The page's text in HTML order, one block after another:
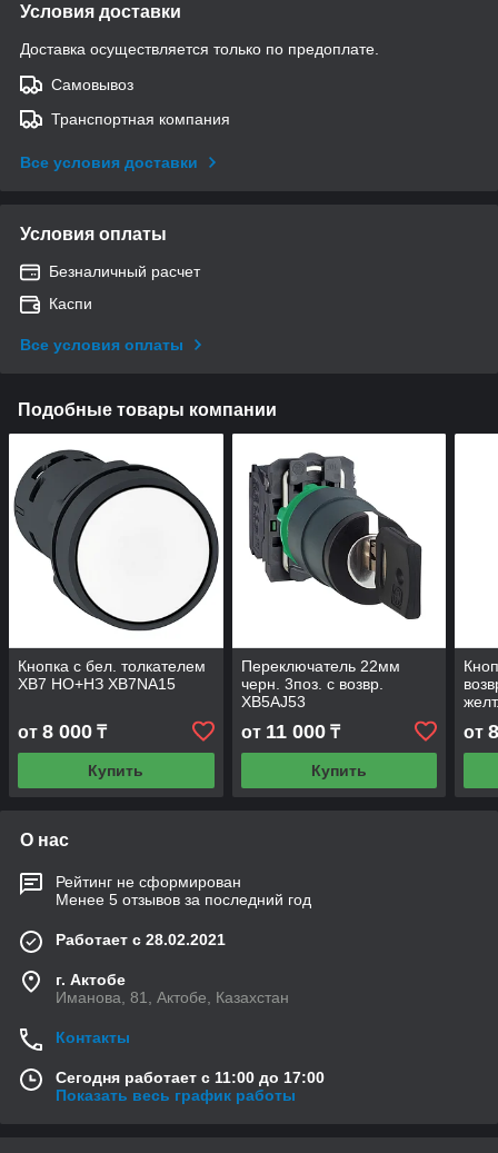
Условия доставки
Доставка осуществляется только по предоплате.
Самовывоз
Транспортная компания
Все условия доставки
Условия оплаты
Безналичный расчет
Каспи
Все условия оплаты
Подобные товары компании
Кнопка с бел. толкателем
XB7 НО+НЗ XB7NA15
от 8 000 ₸
Купить
Переключатель 22мм
черн. 3поз. с возвр.
XB5AJ53
от 11 000₸
Купить
от
О нас
Рейтинг не сформирован
Менее 5 отзывов за последний год
Работает с 28.02.2021
г. Актобе
Иманова, 81, Актобе, Казахстан
Контакты
Сегодня работает с 11:00 до 17:00
Показать весь график работы